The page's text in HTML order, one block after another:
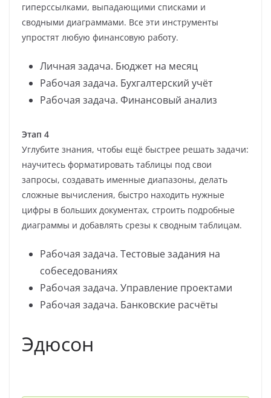
гиперссылками, выпадающими списками и
сводными диаграммами. Все эти инструменты
упростят любую финансовую работу.
Личная задача. Бюджет на месяц
Рабочая задача. Бухгалтерский учёт
Рабочая задача. Финансовый анализ
Этап 4
Углубите знания, чтобы ещё быстрее решать задачи:
научитесь форматировать таблицы под свои
запросы, создавать именные диапазоны, делать
сложные вычисления, быстро находить нужные
цифры в больших документах, строить подробные
диаграммы и добавлять срезы к сводным таблицам.
Рабочая задача. Тестовые задания на
собеседованиях
Рабочая задача. Управление проектами
Рабочая задача. Банковские расчёты
Эдюсон